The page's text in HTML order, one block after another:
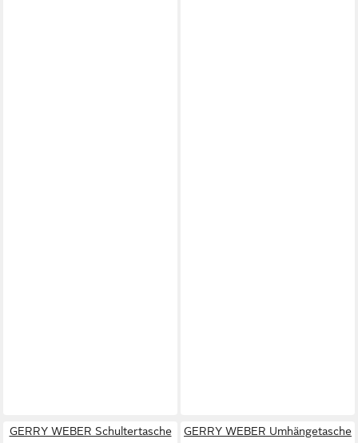
GERRY WEBER Schultertasche
GERRY WEBER Umhängetasche